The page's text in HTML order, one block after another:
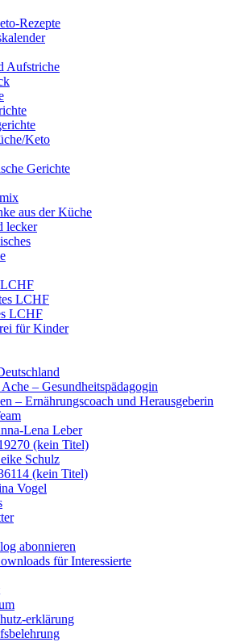
Rezepte
Aufstriche
Keto
Gerichte
aus der Küche
lecker
LCHF
LCHF
LCHF
für Kinder
– Gesundheitspädagogin
– Ernährungscoach und Herausgeberin
Lena Leber
(kein Titel)
Schulz
(kein Titel)
Vogel
abonnieren
für Interessierte
erklärung